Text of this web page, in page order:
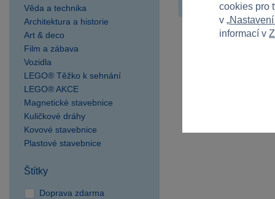
Věda a technika
Architektura a historie
Art & deco
Film a zábava
Vozidla
LEGO® Těžko k sehnání
LEGO® AKCE
Magnetické stavebnice
Kuličkové dráhy
Kovové stavebnice
Plastové stavebnice
Štítky
Doprava zdarma
cookies pro
v „
informací v